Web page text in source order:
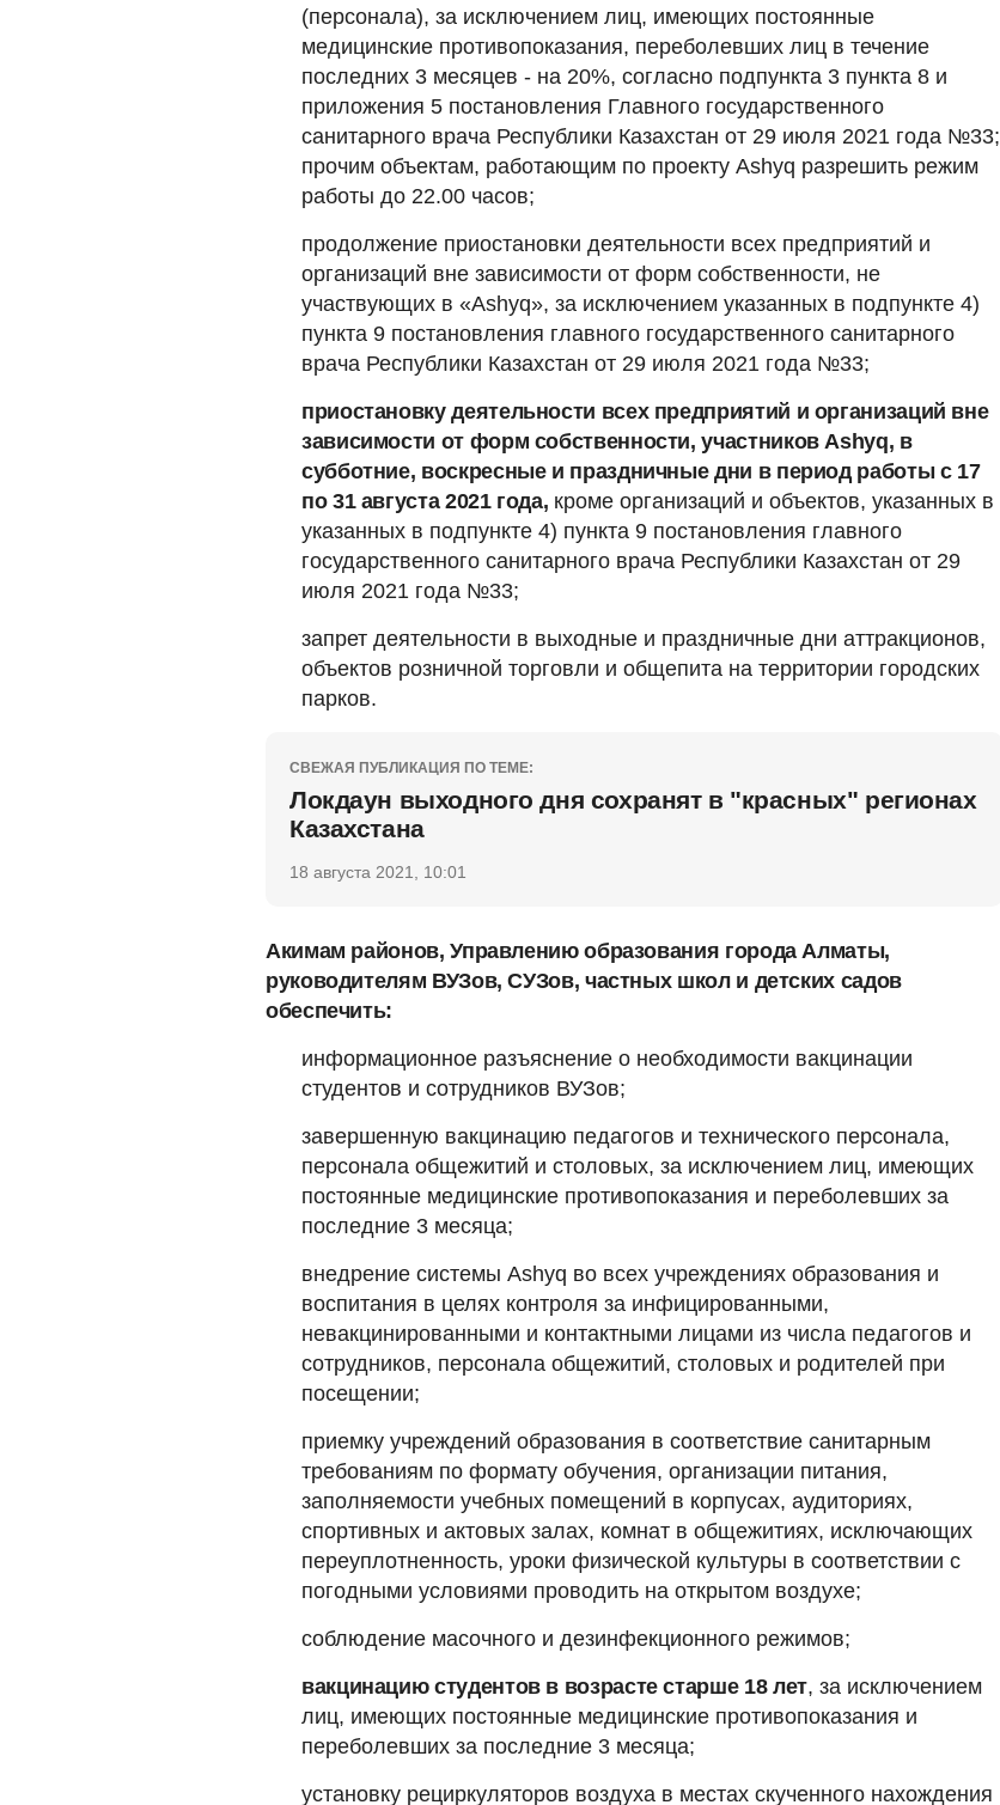
(персонала), за исключением лиц, имеющих постоянные
медицинские противопоказания, переболевших лиц в течение
последних 3 месяцев - на 20%, согласно подпункта 3 пункта 8 и
приложения 5 постановления Главного государственного
санитарного врача Республики Казахстан от 29 июля 2021 года №33;
прочим объектам, работающим по проекту Ashyq разрешить режим
работы до 22.00 часов;
продолжение приостановки деятельности всех предприятий и
организаций вне зависимости от форм собственности, не
участвующих в «Ashyq», за исключением указанных в подпункте 4)
пункта 9 постановления главного государственного санитарного
врача Республики Казахстан от 29 июля 2021 года №33;
приостановку деятельности всех предприятий и организаций вне
зависимости от форм собственности, участников Ashyq, в
субботние, воскресные и праздничные дни в период работы с 17
по 31 августа 2021 года, кроме организаций и объектов, указанных в
указанных в подпункте 4) пункта 9 постановления главного
государственного санитарного врача Республики Казахстан от 29
июля 2021 года №33;
запрет деятельности в выходные и праздничные дни аттракционов,
объектов розничной торговли и общепита на территории городских
парков.
СВЕЖАЯ ПУБЛИКАЦИЯ ПО ТЕМЕ:
Локдаун выходного дня cохранят в "красных" регионах
Казахстана
18 августа 2021, 10:01
Акимам районов, Управлению образования города Алматы,
руководителям ВУЗов, СУЗов, частных школ и детских садов
обеспечить:
информационное разъяснение о необходимости вакцинации
студентов и сотрудников ВУЗов;
завершенную вакцинацию педагогов и технического персонала,
персонала общежитий и столовых, за исключением лиц, имеющих
постоянные медицинские противопоказания и переболевших за
последние 3 месяца;
внедрение системы Ashyq во всех учреждениях образования и
воспитания в целях контроля за инфицированными,
невакцинированными и контактными лицами из числа педагогов и
сотрудников, персонала общежитий, столовых и родителей при
посещении;
приемку учреждений образования в соответствие санитарным
требованиям по формату обучения, организации питания,
заполняемости учебных помещений в корпусах, аудиториях,
спортивных и актовых залах, комнат в общежитиях, исключающих
переуплотненность, уроки физической культуры в соответствии с
погодными условиями проводить на открытом воздухе;
соблюдение масочного и дезинфекционного режимов;
вакцинацию студентов в возрасте старше 18 лет, за исключением
лиц, имеющих постоянные медицинские противопоказания и
переболевших за последние 3 месяца;
установку рециркуляторов воздуха в местах скученного нахождения